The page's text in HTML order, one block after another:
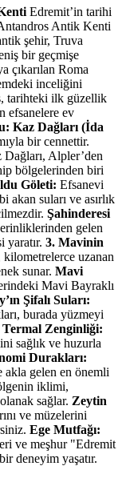
Edremit’in tarihi
Antik Kenti
şehir, Truva
bir geçmişe
çıkarılan Roma
inceliğini
tarihteki ilk güzellik
efsanelere ev
Kaz Dağları (İda
bir cennettir.
Alpler’den
bölgelerinden biri
Göleti: Efsanevi
suları ve asırlık
Şahinderesi
gelen
yaratır. 3. Mavinin
uzanan
sunar. Mavi
Mavi Bayraklı
Şifalı Suları:
burada yüzmeyi
Termal Zenginliği:
sağlık ve huzurla
Durakları:
akla gelen en önemli
iklimi,
sağlar. Zeytin
ve müzelerini
Ege Mutfağı:
ve meşhur "Edremit
deneyim yaşatır.